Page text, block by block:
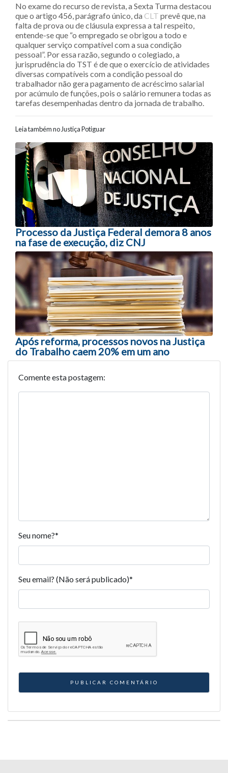
No exame do recurso de revista, a Sexta Turma destacou
que o artigo 456, parágrafo único, da CLT prevê que, na
falta de prova ou de cláusula expressa a tal respeito,
entende-se que “o empregado se obrigou a todo e
qualquer serviço compatível com a sua condição
pessoal”. Por essa razão, segundo o colegiado, a
jurisprudência do TST é de que o exercício de atividades
diversas compatíveis com a condição pessoal do
trabalhador não gera pagamento de acréscimo salarial
por acúmulo de funções, pois o salário remunera todas as
tarefas desempenhadas dentro da jornada de trabalho.
Leia também no Justiça Potiguar
Navegação entre posts
Processo da Justiça Federal demora 8 anos
na fase de execução, diz CNJ
Após reforma, processos novos na Justiça
do Trabalho caem 20% em um ano
Comente esta postagem:
Seu nome?*
Seu email? (Não será publicado)*